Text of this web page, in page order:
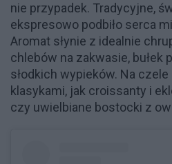
nie przypadek. Tradycyjne,
ekspresowo podbiło serca
Aromat słynie z idealnie
chlebów na zakwasie, bułek
słodkich wypieków. Na
klasykami, jak croissanty i
czy uwielbiane bostocki z